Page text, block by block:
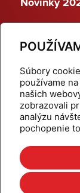
Súbory
používame
našich
zobrazovali
analýzu
pochopenie
Dynamické
Domov
Aktuality
Kalkulačky
Na stiahnutie